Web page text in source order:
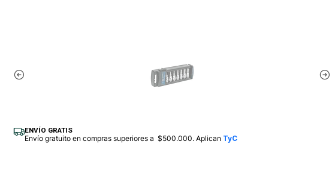
ENVÍO GRATIS
Envío gratuito en compras superiores a $500.000. Aplican TyC